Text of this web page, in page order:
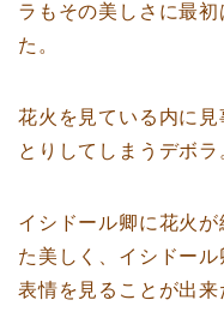
ラもその美しさに最
た。
花火を見ている内に
とりしてしまうデボラ
イシドール卿に花火
た美しく、イシドー
表情を見ることが出